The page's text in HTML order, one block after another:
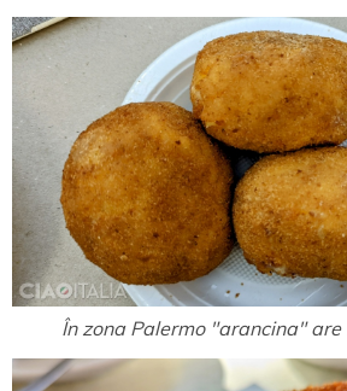
În zona Palermo "arancina"